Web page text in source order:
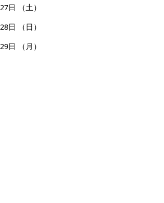
27日
（土）
28日
（日）
29日
（月）